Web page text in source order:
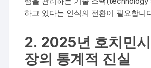
하고 있다는 인식의 전환이 필요합니
2. 2025년 호치민
장의 통계적 진실